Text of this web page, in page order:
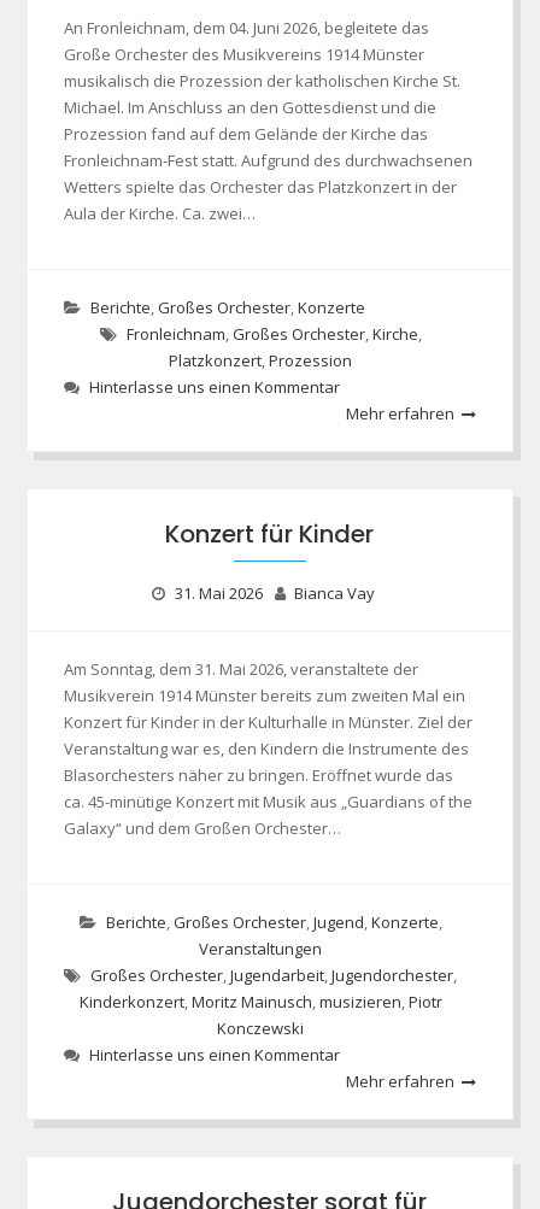
An Fronleichnam, dem 04. Juni 2026, begleitete das
Große Orchester des Musikvereins 1914 Münster
musikalisch die Prozession der katholischen Kirche St.
Michael. Im Anschluss an den Gottesdienst und die
Prozession fand auf dem Gelände der Kirche das
Fronleichnam-Fest statt. Aufgrund des durchwachsenen
Wetters spielte das Orchester das Platzkonzert in der
Aula der Kirche. Ca. zwei…
Berichte,Großes Orchester,Konzerte
Fronleichnam,Großes Orchester,Kirche,
Platzkonzert,Prozession
Hinterlasse uns einen Kommentar
Mehr erfahren
Konzert für Kinder
31. Mai 2026 Bianca Vay
Am Sonntag, dem 31. Mai 2026, veranstaltete der
Musikverein 1914 Münster bereits zum zweiten Mal ein
Konzert für Kinder in der Kulturhalle in Münster. Ziel der
Veranstaltung war es, den Kindern die Instrumente des
Blasorchesters näher zu bringen. Eröffnet wurde das
ca. 45-minütige Konzert mit Musik aus „Guardians of the
Galaxy“ und dem Großen Orchester…
Berichte,Großes Orchester,Jugend,Konzerte,
Veranstaltungen
Großes Orchester,Jugendarbeit,Jugendorchester,
Kinderkonzert,Moritz Mainusch,musizieren,Piotr
Konczewski
Hinterlasse uns einen Kommentar
Mehr erfahren
Jugendorchester sorgt für